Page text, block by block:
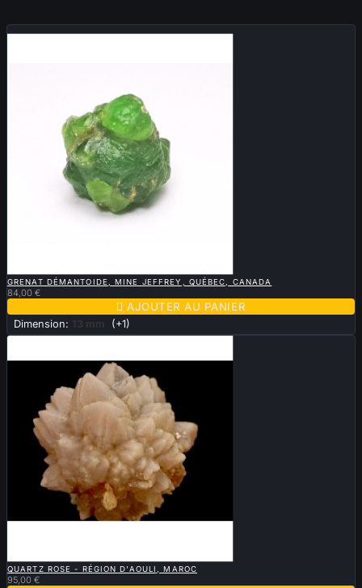
Nouveau
GRENAT DÉMANTOIDE, MINE JEFFREY, QUÉBEC, CANADA
84,00 €
 AJOUTER AU PANIER
Dimension: 13 mm (+1)
QUARTZ ROSE - RÉGION D'AOULI, MAROC
95,00 €